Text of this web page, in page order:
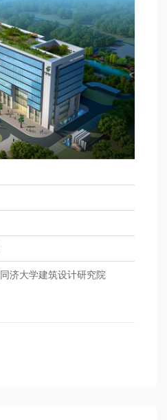
济大学建筑设计研究院